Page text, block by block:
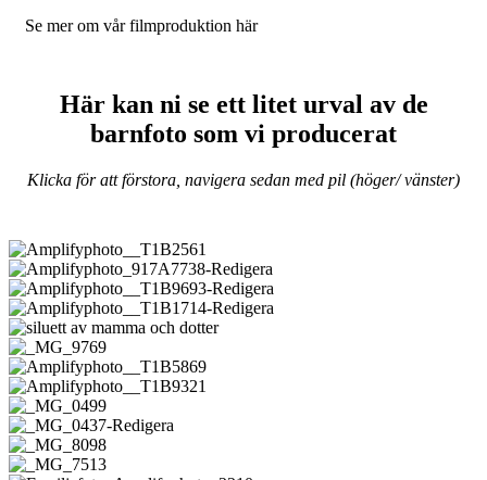
Se mer om vår filmproduktion här
Här kan ni se ett litet urval av de
barnfoto som vi producerat
Klicka för att förstora, navigera sedan med pil (höger/ vänster)